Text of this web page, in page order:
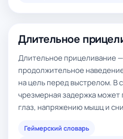
Длительное
Длительное прицеливание
продолжительное
на цель перед выстрелом. В
чрезмерная задержка может
глаз, напряжению мышц и
Геймерский словарь